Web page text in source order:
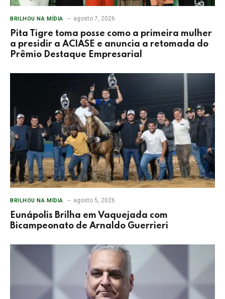
BRILHOU NA MÍDIA agosto 7, 2026
Pita Tigre toma posse como a primeira mulher
a presidir a ACIASE e anuncia a retomada do
Prêmio Destaque Empresarial
BRILHOU NA MÍDIA agosto 5, 2026
Eunápolis Brilha em Vaquejada com
Bicampeonato de Arnaldo Guerrieri